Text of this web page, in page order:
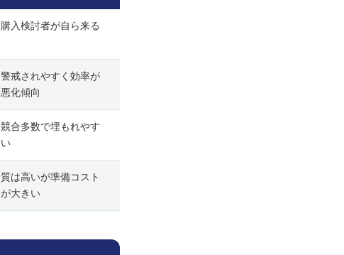
購入検討者が自ら来る
警戒されやすく効率が
悪化傾向
競合多数で埋もれやす
い
質は高いが準備コスト
が大きい